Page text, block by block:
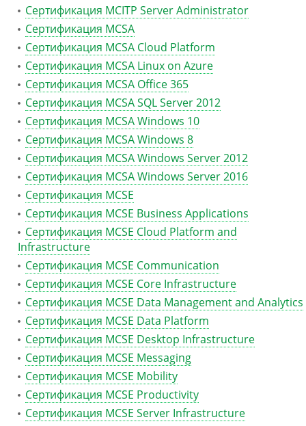
Сертификация MCITP Server Administrator
Сертификация MCSA
Сертификация MCSA Cloud Platform
Сертификация MCSA Linux on Azure
Сертификация MCSA Office 365
Сертификация MCSA SQL Server 2012
Сертификация MCSA Windows 10
Сертификация MCSA Windows 8
Сертификация MCSA Windows Server 2012
Сертификация MCSA Windows Server 2016
Сертификация MCSE
Сертификация MCSE Business Applications
Сертификация MCSE Cloud Platform and
Infrastructure
Сертификация MCSE Communication
Сертификация MCSE Core Infrastructure
Сертификация MCSE Data Management and Analytics
Сертификация MCSE Data Platform
Сертификация MCSE Desktop Infrastructure
Сертификация MCSE Messaging
Сертификация MCSE Mobility
Сертификация MCSE Productivity
Сертификация MCSE Server Infrastructure